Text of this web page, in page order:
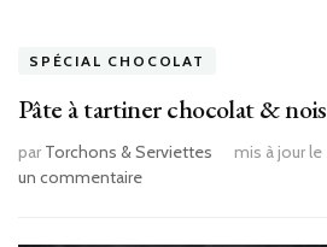
SPÉCIAL CHOCOLAT
Pâte à tartiner chocolat &
par Torchons & Serviettes mis à jour le
un commentairesur